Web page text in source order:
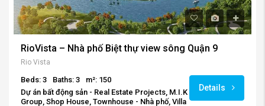
RioVista – Nhà phố Biệt thự view sông Quận 9
Rio Vista
Beds: 3 Baths: 3
m²: 150
Dự án bất động sản - Real Estate Projects, M.I.K
Group, Shop House, Townhouse - Nhà phố, Villa
Details